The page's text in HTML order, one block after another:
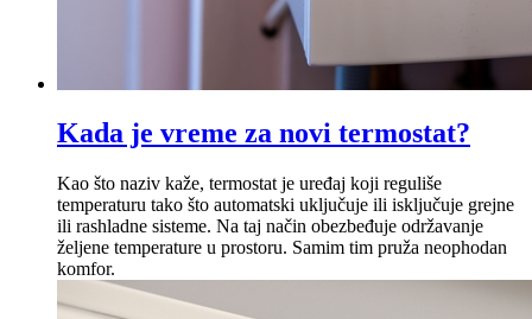
Kada je vreme za novi termostat?
Kao što naziv kaže, termostat je uređaj koji reguliše
temperaturu tako što automatski uključuje ili isključuje grejne
ili rashladne sisteme. Na taj način obezbeđuje održavanje
željene temperature u prostoru. Samim tim pruža neophodan
komfor.